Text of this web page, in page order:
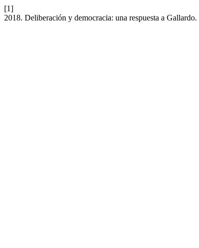
[1]
2018. Deliberación y democracia: una respuesta a Gallardo.